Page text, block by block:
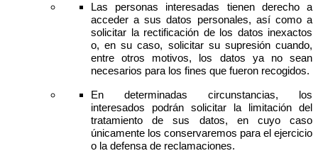
Las personas interesadas tienen derecho a
acceder a sus datos personales, así como a
solicitar la rectificación de los datos inexactos
o, en su caso, solicitar su supresión cuando,
entre otros motivos, los datos ya no sean
necesarios para los fines que fueron recogidos.
En determinadas circunstancias, los
interesados podrán solicitar la limitación del
tratamiento de sus datos, en cuyo caso
únicamente los conservaremos para el ejercicio
o la defensa de reclamaciones.